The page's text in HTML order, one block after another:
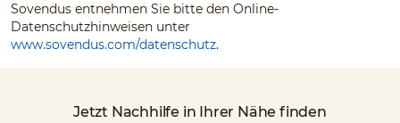
Sovendus entnehmen Sie bitte den Online-
Datenschutzhinweisen unter
www.sovendus.com/datenschutz.
Jetzt Nachhilfe in Ihrer Nähe finden